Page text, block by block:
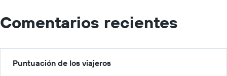
Comentarios recientes
Puntuación de los viajeros